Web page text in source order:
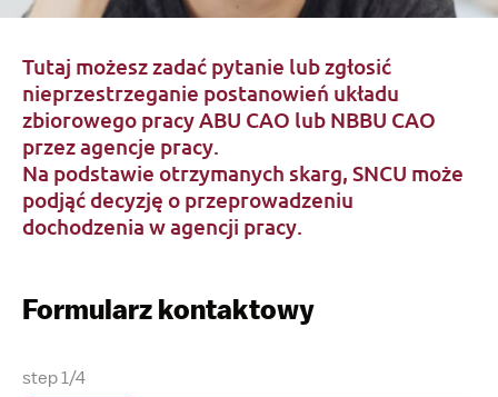
Tutaj możesz zadać pytanie lub zgłosić
nieprzestrzeganie postanowień układu
zbiorowego pracy ABU CAO lub NBBU CAO
przez agencje pracy.
Na podstawie otrzymanych skarg, SNCU może
podjąć decyzję o przeprowadzeniu
dochodzenia w agencji pracy.
Formularz kontaktowy
step1/4